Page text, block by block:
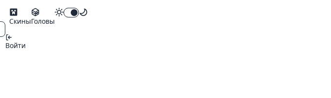
СкиныГоловы
Войти